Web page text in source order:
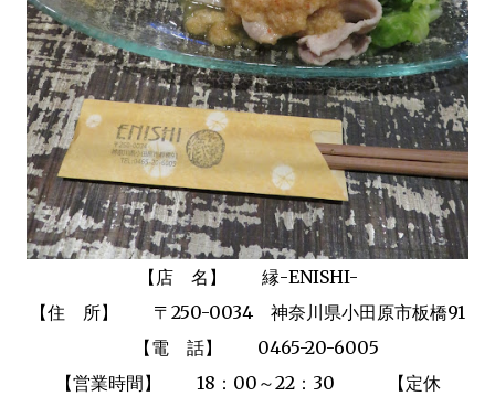
【店 名】 縁-ENISHI-
【住 所】 〒250-0034 神奈川県小田原市板橋91
【電 話】
0465-20-6005
【営業時間】 18：00～22：30 【定休